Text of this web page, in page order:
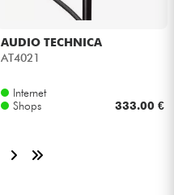
AUDIO TECHNICA
AT4021
Internet
Shops
333.00 €